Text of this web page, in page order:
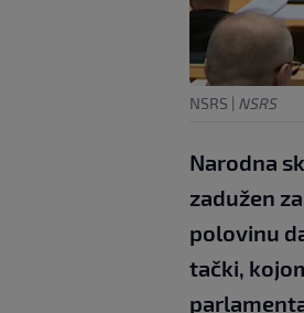
NSRS | NSRS
Narodna
zadužen
polovinu
tački,